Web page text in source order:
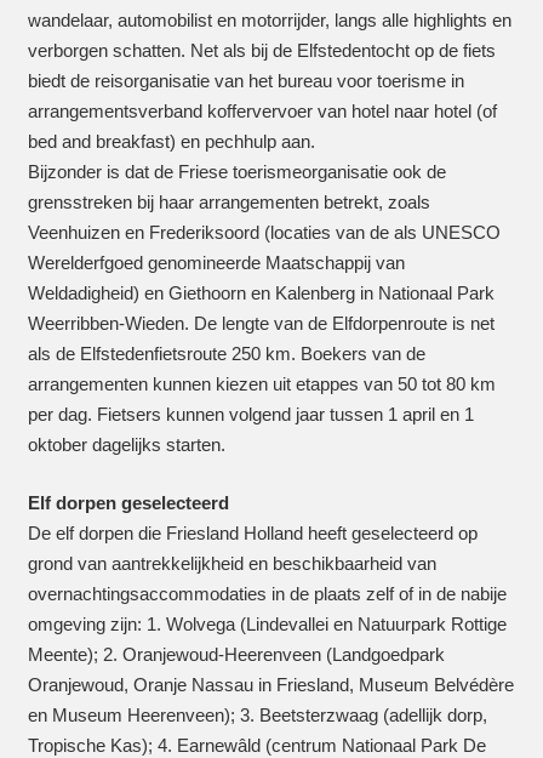
wandelaar, automobilist en motorrijder, langs alle highlights en
verborgen schatten. Net als bij de Elfstedentocht op de fiets
biedt de reisorganisatie van het bureau voor toerisme in
arrangementsverband koffervervoer van hotel naar hotel (of
bed and breakfast) en pechhulp aan.
Bijzonder is dat de Friese toerismeorganisatie ook de
grensstreken bij haar arrangementen betrekt, zoals
Veenhuizen en Frederiksoord (locaties van de als UNESCO
Werelderfgoed genomineerde Maatschappij van
Weldadigheid) en Giethoorn en Kalenberg in Nationaal Park
Weerribben-Wieden. De lengte van de Elfdorpenroute is net
als de Elfstedenfietsroute 250 km. Boekers van de
arrangementen kunnen kiezen uit etappes van 50 tot 80 km
per dag. Fietsers kunnen volgend jaar tussen 1 april en 1
oktober dagelijks starten.
Elf dorpen geselecteerd
De elf dorpen die Friesland Holland heeft geselecteerd op
grond van aantrekkelijkheid en beschikbaarheid van
overnachtingsaccommodaties in de plaats zelf of in de nabije
omgeving zijn: 1. Wolvega (Lindevallei en Natuurpark Rottige
Meente); 2. Oranjewoud-Heerenveen (Landgoedpark
Oranjewoud, Oranje Nassau in Friesland, Museum Belvédère
en Museum Heerenveen); 3. Beetsterzwaag (adellijk dorp,
Tropische Kas); 4. Earnewâld (centrum Nationaal Park De